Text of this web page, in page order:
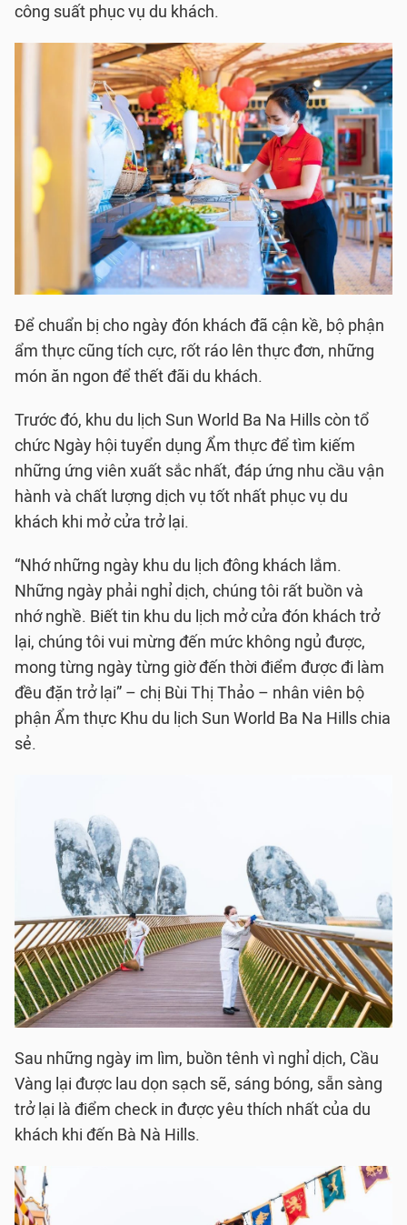
công suất phục vụ du khách.
Để chuẩn bị cho ngày đón khách đã cận kề, bộ phận
ẩm thực cũng tích cực, rốt ráo lên thực đơn, những
món ăn ngon để thết đãi du khách.
Trước đó, khu du lịch Sun World Ba Na Hills còn tổ
chức Ngày hội tuyển dụng Ẩm thực để tìm kiếm
những ứng viên xuất sắc nhất, đáp ứng nhu cầu vận
hành và chất lượng dịch vụ tốt nhất phục vụ du
khách khi mở cửa trở lại.
“Nhớ những ngày khu du lịch đông khách lắm.
Những ngày phải nghỉ dịch, chúng tôi rất buồn và
nhớ nghề. Biết tin khu du lịch mở cửa đón khách trở
lại, chúng tôi vui mừng đến mức không ngủ được,
mong từng ngày từng giờ đến thời điểm được đi làm
đều đặn trở lại” – chị Bùi Thị Thảo – nhân viên bộ
phận Ẩm thực Khu du lịch Sun World Ba Na Hills chia
sẻ.
Sau những ngày im lìm, buồn tênh vì nghỉ dịch, Cầu
Vàng lại được lau dọn sạch sẽ, sáng bóng, sẵn sàng
trở lại là điểm check in được yêu thích nhất của du
khách khi đến Bà Nà Hills.